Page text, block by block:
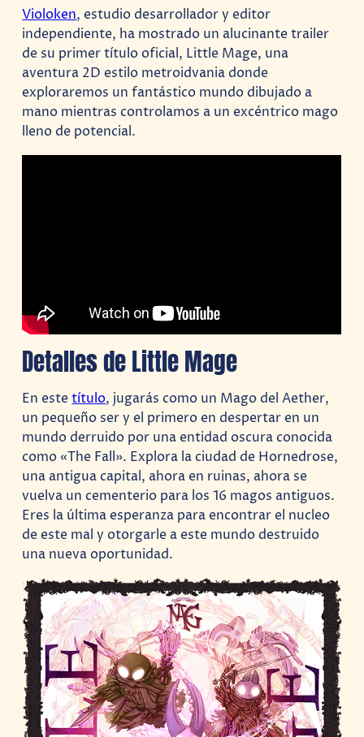
Violoken, estudio desarrollador y editor
independiente, ha mostrado un alucinante trailer
de su primer título oficial, Little Mage, una
aventura 2D estilo metroidvania donde
exploraremos un fantástico mundo dibujado a
mano mientras controlamos a un excéntrico mago
lleno de potencial.
Detalles de Little Mage
En estetítulo, jugarás como un Mago del Aether,
un pequeño ser y el primero en despertar en un
mundo derruido por una entidad oscura conocida
como «The Fall». Explora la ciudad de Hornedrose,
una antigua capital, ahora en ruinas, ahora se
vuelva un cementerio para los 16 magos antiguos.
Eres la última esperanza para encontrar el nucleo
de este mal y otorgarle a este mundo destruido
una nueva oportunidad.